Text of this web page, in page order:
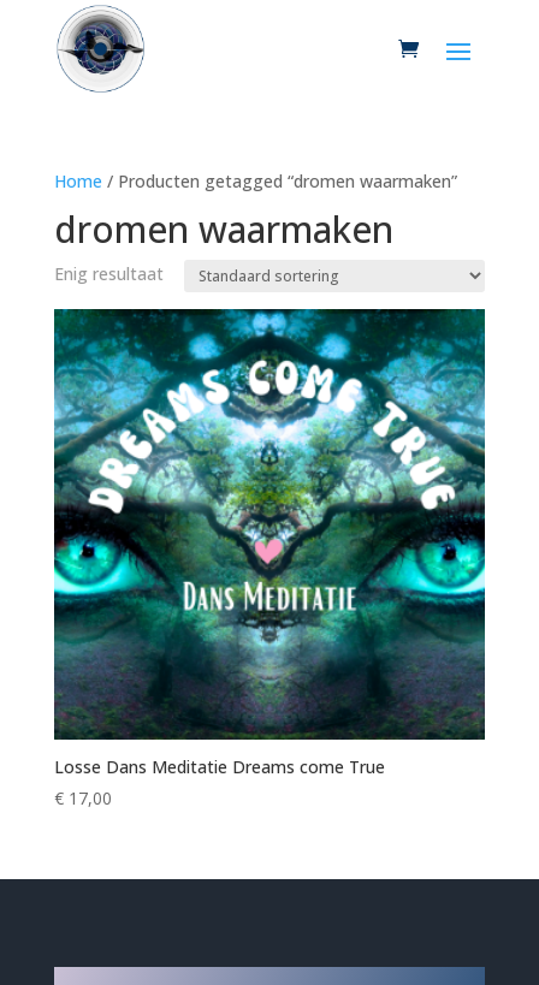
Home / Producten getagged “dromen waarmaken”
dromen waarmaken
Enig resultaat
Losse Dans Meditatie Dreams come True
€17,00